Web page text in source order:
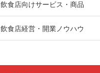
飲食店向けサービス・商品
飲食店経営・開業ノウハウ